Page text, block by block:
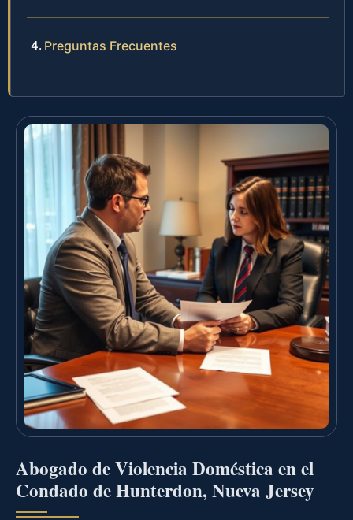
Preguntas Frecuentes
Abogado de Violencia Doméstica en el
Condado de Hunterdon, Nueva Jersey